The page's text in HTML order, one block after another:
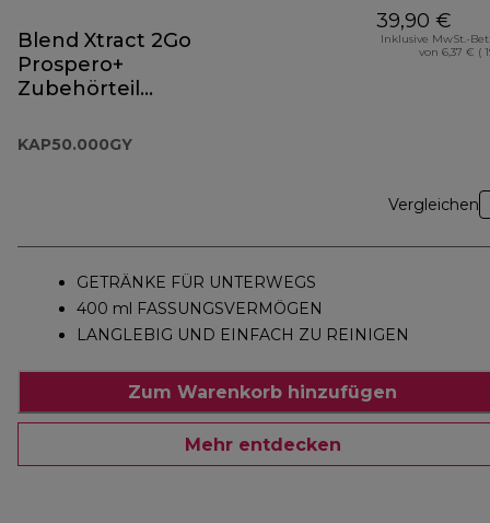
Blend Xtract 2Go
Prospero+
Zubehörteil
KAP50.000GY
39,90 €
Inklusive MwSt.-
von 6,37 € (
Vergleichen
GETRÄNKE FÜR UNTERWEGS
400 ml FASSUNGSVERMÖGEN
LANGLEBIG UND EINFACH ZU REINIGEN
Zum Warenkorb hinzufügen
Mehr entdecken